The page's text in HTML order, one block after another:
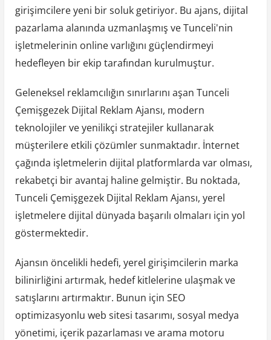
girişimcilere yeni bir soluk getiriyor. Bu ajans, dijital
pazarlama alanında uzmanlaşmış ve Tunceli'nin
işletmelerinin online varlığını güçlendirmeyi
hedefleyen bir ekip tarafından kurulmuştur.
Geleneksel reklamcılığın sınırlarını aşan Tunceli
Çemişgezek Dijital Reklam Ajansı, modern
teknolojiler ve yenilikçi stratejiler kullanarak
müşterilere etkili çözümler sunmaktadır. İnternet
çağında işletmelerin dijital platformlarda var olması,
rekabetçi bir avantaj haline gelmiştir. Bu noktada,
Tunceli Çemişgezek Dijital Reklam Ajansı, yerel
işletmelere dijital dünyada başarılı olmaları için yol
göstermektedir.
Ajansın öncelikli hedefi, yerel girişimcilerin marka
bilinirliğini artırmak, hedef kitlelerine ulaşmak ve
satışlarını artırmaktır. Bunun için SEO
optimizasyonlu web sitesi tasarımı, sosyal medya
yönetimi, içerik pazarlaması ve arama motoru